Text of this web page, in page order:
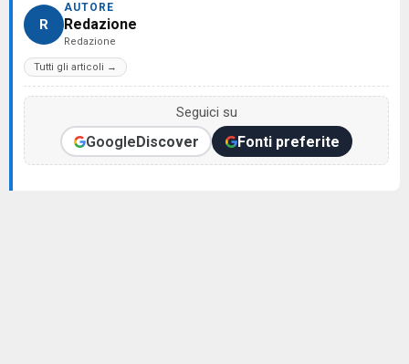
R
AUTORE
Redazione
Redazione
Tutti gli articoli →
Seguici su
GoogleDiscover Fonti preferite